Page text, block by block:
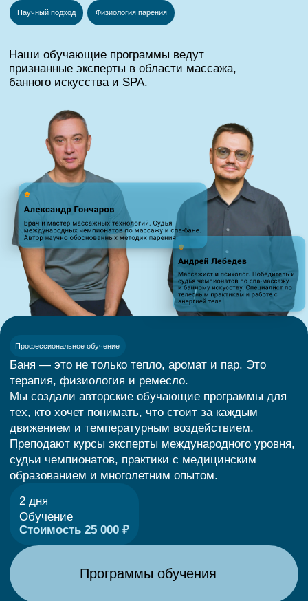
[07]
ПРОСТРАНСТВО
ДЛЯ ОБУЧЕНИЯ,
ПРАКТИК И ВСТРЕЧ
В нашем центре создано несколько уютных
и функциональных пространств для лекций,